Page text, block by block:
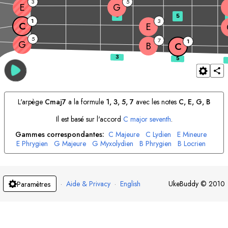
G 5
B 7 C 1
C 1 E 3
E G
3 5
L'arpège Cmaj7 a la formule 1, 3, 5, 7 avec les notes C, E, G, B
Il est basé sur l'accord C major seventh.
Gammes correspondantes: C Majeure C Lydien E Mineure
E Phrygien G Majeure G Myxolydien B Phrygien B Locrien
Paramètres · Aide & Privacy · English UkeBuddy © 2010